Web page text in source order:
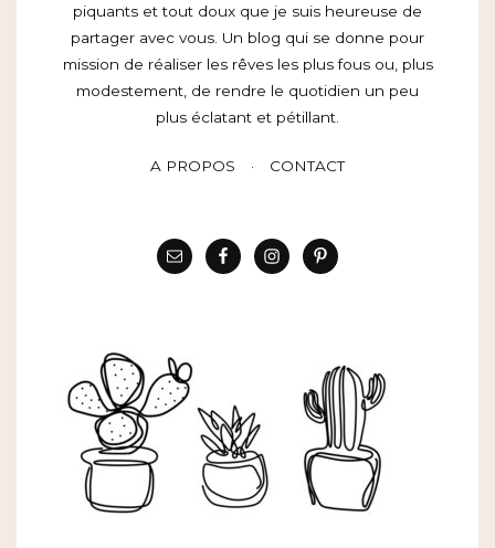
piquants et tout doux que je suis heureuse de
partager avec vous. Un blog qui se donne pour
mission de réaliser les rêves les plus fous ou, plus
modestement, de rendre le quotidien un peu
plus éclatant et pétillant.
A PROPOS CONTACT